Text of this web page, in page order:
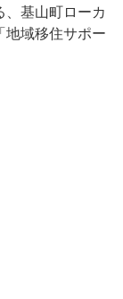
基山町ローカ
地域移住サポー